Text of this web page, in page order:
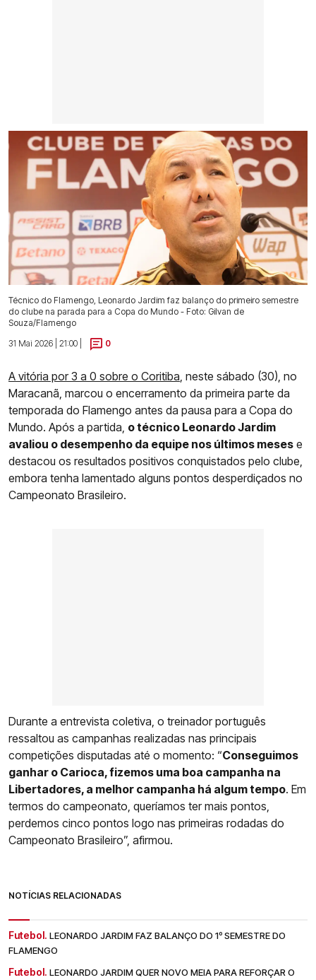
Técnico do Flamengo, Leonardo Jardim faz balanço do primeiro semestre
do clube na parada para a Copa do Mundo - Foto: Gilvan de
Souza/Flamengo
31 Mai 2026 | 21:00 |
0
A vitória por 3 a 0 sobre o Coritiba , neste sábado (30), no
Maracanã, marcou o encerramento da primeira parte da
temporada do Flamengo antes da pausa para a Copa do
Mundo. Após a partida, o técnico Leonardo Jardim
avaliou o desempenho da equipe nos últimos meses e
destacou os resultados positivos conquistados pelo clube,
embora tenha lamentado alguns pontos desperdiçados no
Campeonato Brasileiro.
Durante a entrevista coletiva, o treinador português
ressaltou as campanhas realizadas nas principais
competições disputadas até o momento: “Conseguimos
ganhar o Carioca, fizemos uma boa campanha na
Libertadores, a melhor campanha há algum tempo. Em
termos do campeonato, queríamos ter mais pontos,
perdemos cinco pontos logo nas primeiras rodadas do
Campeonato Brasileiro”, afirmou.
NOTÍCIAS RELACIONADAS
Futebol. LEONARDO JARDIM FAZ BALANÇO DO 1º SEMESTRE DO
FLAMENGO
Futebol. LEONARDO JARDIM QUER NOVO MEIA PARA REFORÇAR O